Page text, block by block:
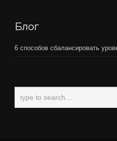
Блог
6 способов сбалансировать